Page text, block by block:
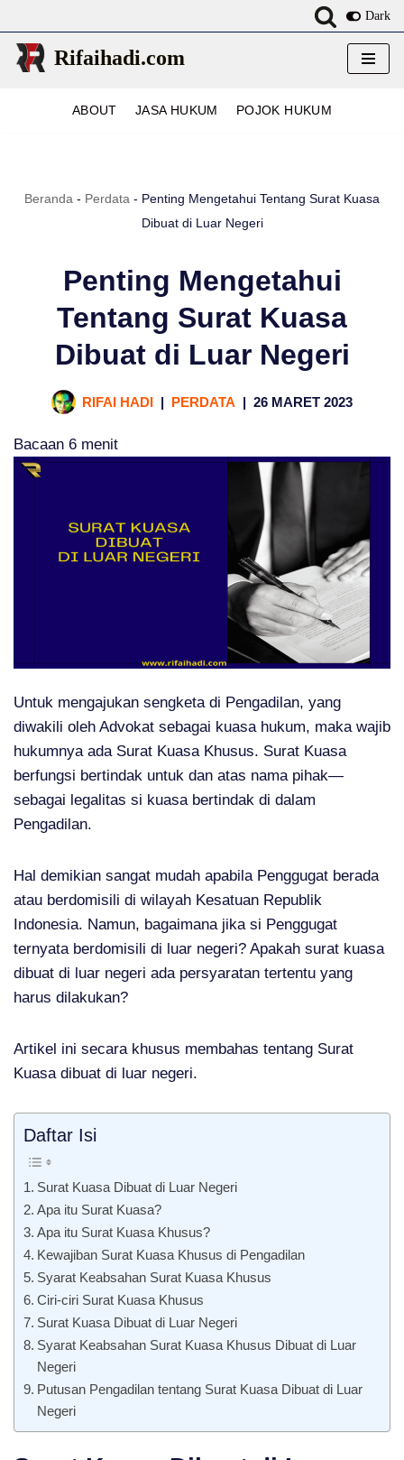
Lompat
ke
Dark
Rifaihadi.com
ABOUT JASA HUKUM POJOK HUKUM
Beranda - Perdata - Penting Mengetahui Tentang Surat Kuasa
Dibuat di Luar Negeri
Penting Mengetahui
Tentang Surat Kuasa
Dibuat di Luar Negeri
RIFAI HADI PERDATA 26 MARET 2023
Bacaan 6 menit
Untuk mengajukan sengketa di Pengadilan, yang
diwakili oleh Advokat sebagai kuasa hukum, maka wajib
hukumnya ada Surat Kuasa Khusus. Surat Kuasa
berfungsi bertindak untuk dan atas nama pihak—
sebagai legalitas si kuasa bertindak di dalam
Pengadilan.
Hal demikian sangat mudah apabila Penggugat berada
atau berdomisili di wilayah Kesatuan Republik
Indonesia. Namun, bagaimana jika si Penggugat
ternyata berdomisili di luar negeri? Apakah surat kuasa
dibuat di luar negeri ada persyaratan tertentu yang
harus dilakukan?
Artikel ini secara khusus membahas tentang Surat
Kuasa dibuat di luar negeri.
Daftar Isi
Surat Kuasa Dibuat di Luar Negeri
Apa itu Surat Kuasa?
Apa itu Surat Kuasa Khusus?
Kewajiban Surat Kuasa Khusus di Pengadilan
Syarat Keabsahan Surat Kuasa Khusus
Ciri-ciri Surat Kuasa Khusus
Surat Kuasa Dibuat di Luar Negeri
Syarat Keabsahan Surat Kuasa Khusus Dibuat di Luar
Negeri
Putusan Pengadilan tentang Surat Kuasa Dibuat di Luar
Negeri